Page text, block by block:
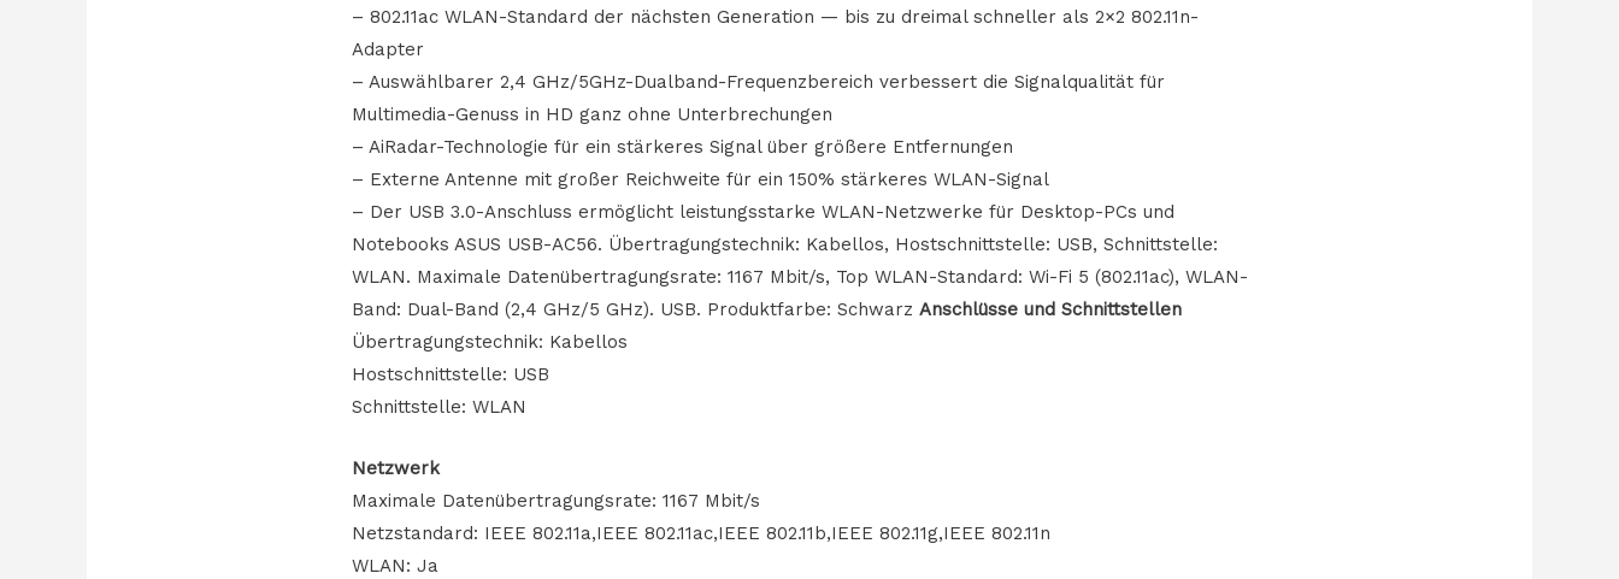
– 802.11ac WLAN-Standard der nächsten Generation — bis zu dreimal schneller als 2×2 802.11n-
Adapter
– Auswählbarer 2,4 GHz/5GHz-Dualband-Frequenzbereich verbessert die Signalqualität für
Multimedia-Genuss in HD ganz ohne Unterbrechungen
– AiRadar-Technologie für ein stärkeres Signal über größere Entfernungen
– Externe Antenne mit großer Reichweite für ein 150% stärkeres WLAN-Signal
– Der USB 3.0-Anschluss ermöglicht leistungsstarke WLAN-Netzwerke für Desktop-PCs und
Notebooks ASUS USB-AC56. Übertragungstechnik: Kabellos, Hostschnittstelle: USB, Schnittstelle:
WLAN. Maximale Datenübertragungsrate: 1167 Mbit/s, Top WLAN-Standard: Wi-Fi 5 (802.11ac), WLAN-
Band: Dual-Band (2,4 GHz/5 GHz). USB. Produktfarbe: SchwarzAnschlüsse und Schnittstellen
Übertragungstechnik: Kabellos
Hostschnittstelle: USB
Schnittstelle: WLAN
Netzwerk
Maximale Datenübertragungsrate: 1167 Mbit/s
Netzstandard: IEEE 802.11a,IEEE 802.11ac,IEEE 802.11b,IEEE 802.11g,IEEE 802.11n
WLAN: Ja